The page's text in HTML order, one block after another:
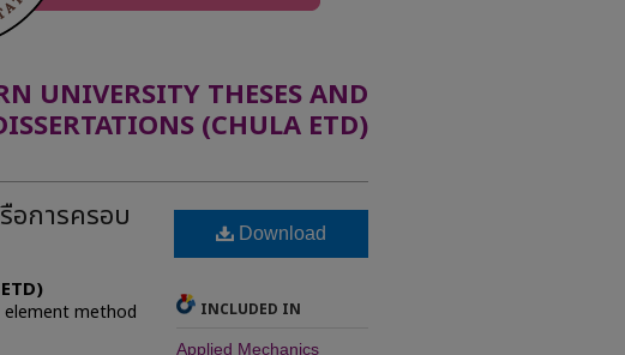
UNIVERSITY THESES AND
(CHULA ETD)
อการครอบ
method
Download
INCLUDED IN
Applied Mechanics